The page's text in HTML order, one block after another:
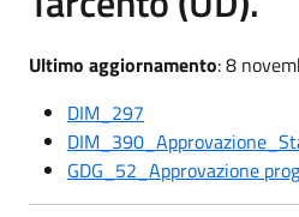
Ultimo aggiornamento: 8
DIM_297
GDG_52_Approvazione